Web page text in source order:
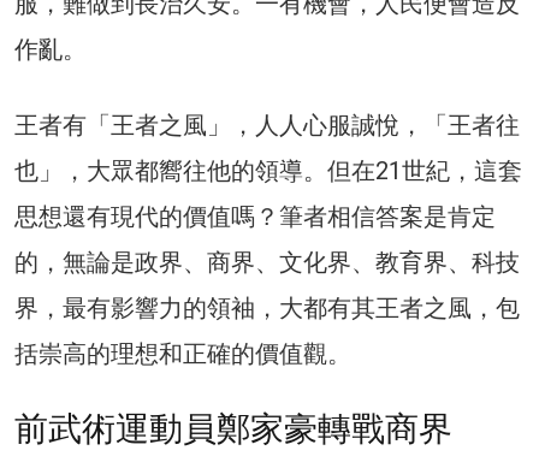
作亂。
王者有「王者之風」，人人心服誠悅，「王者往
也」，大眾都嚮往他的領導。但在21世紀，這套
思想還有現代的價值嗎？筆者相信答案是肯定
的，無論是政界、商界、文化界、教育界、科技
界，最有影響力的領袖，大都有其王者之風，包
括崇高的理想和正確的價值觀。
前武術運動員鄭家豪轉戰商界